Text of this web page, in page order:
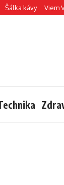
Šálka kávy Viem